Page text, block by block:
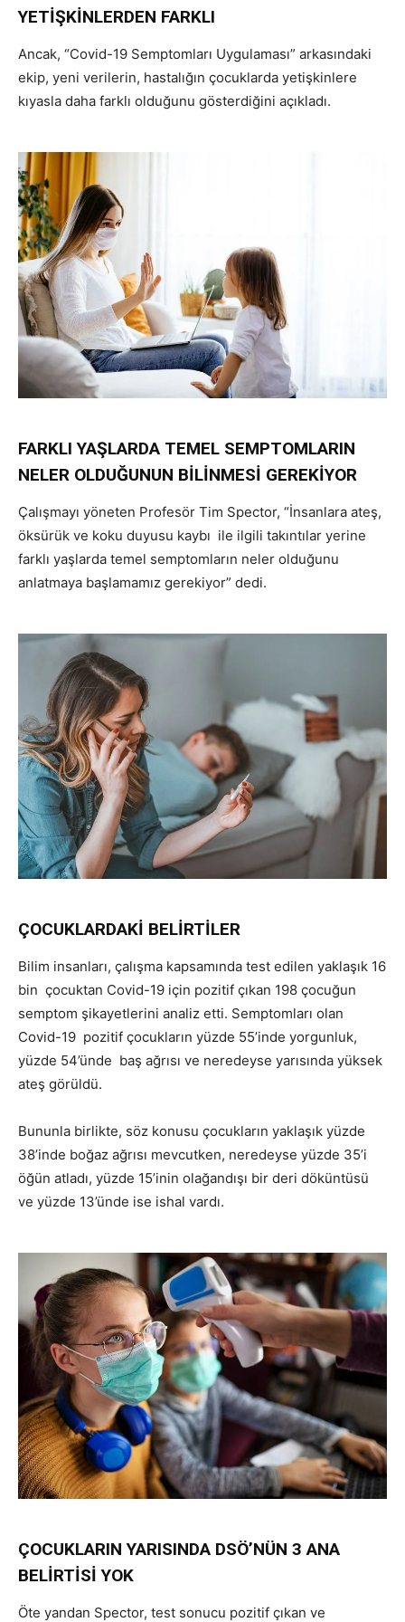
YETİŞKİNLERDEN FARKLI
Ancak, “Covid-19 Semptomları Uygulaması” arkasındaki
ekip, yeni verilerin, hastalığın çocuklarda yetişkinlere
kıyasla daha farklı olduğunu gösterdiğini açıkladı.
FARKLI YAŞLARDA TEMEL SEMPTOMLARIN
NELER OLDUĞUNUN BİLİNMESİ GEREKİYOR
Çalışmayı yöneten Profesör Tim Spector, “İnsanlara ateş,
öksürük ve koku duyusu kaybı ile ilgili takıntılar yerine
farklı yaşlarda temel semptomların neler olduğunu
anlatmaya başlamamız gerekiyor” dedi.
ÇOCUKLARDAKİ BELİRTİLER
Bilim insanları, çalışma kapsamında test edilen yaklaşık 16
bin çocuktan Covid-19 için pozitif çıkan 198 çocuğun
semptom şikayetlerini analiz etti. Semptomları olan
Covid-19 pozitif çocukların yüzde 55’inde yorgunluk,
yüzde 54’ünde baş ağrısı ve neredeyse yarısında yüksek
ateş görüldü.
Bununla birlikte, söz konusu çocukların yaklaşık yüzde
38’inde boğaz ağrısı mevcutken, neredeyse yüzde 35’i
öğün atladı, yüzde 15’inin olağandışı bir deri döküntüsü
ve yüzde 13’ünde ise ishal vardı.
ÇOCUKLARIN YARISINDA DSÖ’NÜN 3 ANA
BELİRTİSİ YOK
Öte yandan Spector, test sonucu pozitif çıkan ve